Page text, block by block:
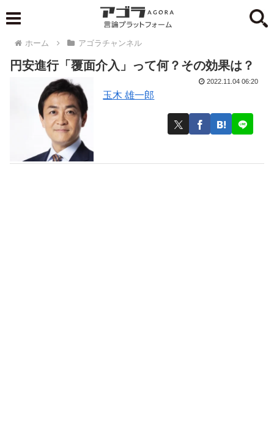
ホーム アゴラチャンネル
円安進行「覆面介入」って何？その効果は？
玉木 雄一郎
2022.11.04 06:20